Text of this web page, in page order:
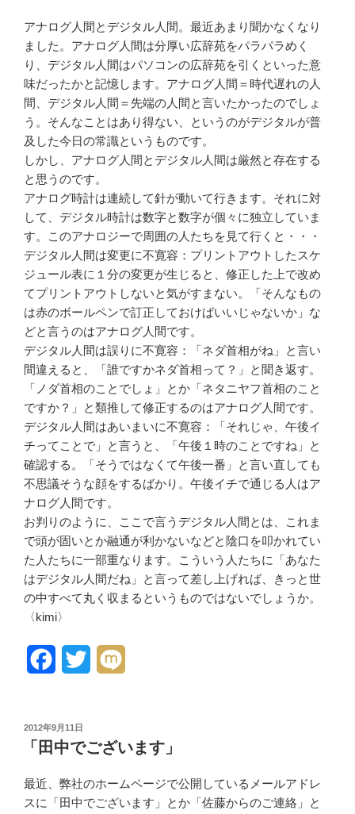
o
o
k
e
r
アナログ人間とデジタル人間。最近あまり聞かなくなり
ました。アナログ人間は分厚い広辞苑をパラパラめく
り、デジタル人間はパソコンの広辞苑を引くといった意
味だったかと記憶します。アナログ人間＝時代遅れの人
間、デジタル人間＝先端の人間と言いたかったのでしょ
う。そんなことはあり得ない、というのがデジタルが普
及した今日の常識というものです。
しかし、アナログ人間とデジタル人間は厳然と存在する
と思うのです。
アナログ時計は連続して針が動いて行きます。それに対
して、デジタル時計は数字と数字が個々に独立していま
す。このアナロジーで周囲の人たちを見て行くと・・・
デジタル人間は変更に不寛容：プリントアウトしたスケ
ジュール表に１分の変更が生じると、修正した上で改め
てプリントアウトしないと気がすまない。「そんなもの
は赤のボールペンで訂正しておけばいいじゃないか」な
どと言うのはアナログ人間です。
デジタル人間は誤りに不寛容：「ネダ首相がね」と言い
間違えると、「誰ですかネダ首相って？」と聞き返す。
「ノダ首相のことでしょ」とか「ネタニヤフ首相のこと
ですか？」と類推して修正するのはアナログ人間です。
デジタル人間はあいまいに不寛容：「それじゃ、午後イ
チってことで」と言うと、「午後１時のことですね」と
確認する。「そうではなくて午後一番」と言い直しても
不思議そうな顔をするばかり。午後イチで通じる人はア
ナログ人間です。
お判りのように、ここで言うデジタル人間とは、これま
で頭が固いとか融通が利かないなどと陰口を叩かれてい
た人たちに一部重なります。こういう人たちに「あなた
はデジタル人間だね」と言って差し上げれば、きっと世
の中すべて丸く収まるというものではないでしょうか。
〈kimi〉
e
o
t
e
i
投
2012年9月11日
「田中でございます」
最近、弊社のホームページで公開しているメールアドレ
スに「田中でございます」とか「佐藤からのご連絡」と